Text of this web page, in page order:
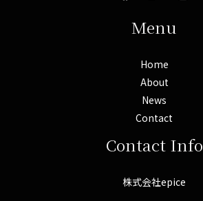
Menu
Home
About
News
Contact
Contact Info
株式会社epice